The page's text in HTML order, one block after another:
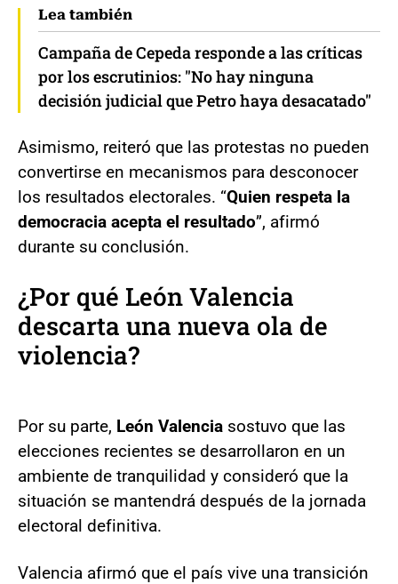
Lea también
Campaña de Cepeda responde a las críticas
por los escrutinios: "No hay ninguna
decisión judicial que Petro haya desacatado"
Asimismo, reiteró que las protestas no pueden
convertirse en mecanismos para desconocer
los resultados electorales. “Quien respeta la
democracia acepta el resultado”, afirmó
durante su conclusión.
¿Por qué León Valencia
descarta una nueva ola de
violencia?
Por su parte, León Valencia sostuvo que las
elecciones recientes se desarrollaron en un
ambiente de tranquilidad y consideró que la
situación se mantendrá después de la jornada
electoral definitiva.
Valencia afirmó que el país vive una transición